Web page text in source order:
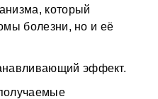
с другими медальонами
использованию
который
болезни, но и её
эффект.